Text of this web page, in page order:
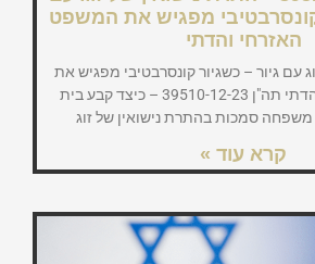
קונסרבטיבי מפגיש את המשפט
האזרחי והדתי
עם גיור – כשגיור קונסרבטיבי מפגיש את
המשפט האזרחי והדתי תה"ן 39510-12-23 – כיצד קבע בית
משפחה סמכות בהתרת נישואין של זוג
קרא עוד »